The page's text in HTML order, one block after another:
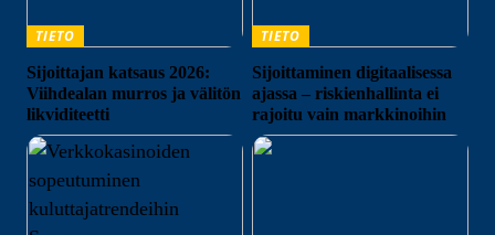
TIETO
Sijoittajan katsaus 2026:
Viihdealan murros ja välitön
likviditeetti
TIETO
Sijoittaminen digitaalisessa
ajassa – riskienhallinta ei
rajoitu vain markkinoihin